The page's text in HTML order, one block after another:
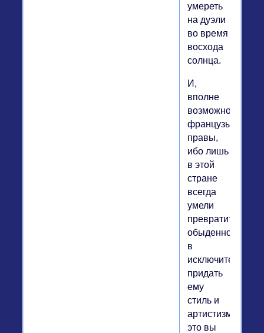
умереть
на дуэли
во время
восхода
солнца.
И,
вполне
возможно,
французы
правы,
ибо лишь
в этой
стране
всегда
умели
превратить
обыденное
в
исключительное,
придать
ему
стиль и
артистизм;
это вы